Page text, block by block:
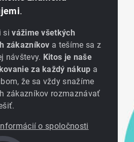
.
sivážime všetkých
zákazníkov a tešíme sa z
návštevy. Kitos je naše
za každý nákup a
že sa vždy snažíme
zákazníkov rozmaznávať
o spoločnosti